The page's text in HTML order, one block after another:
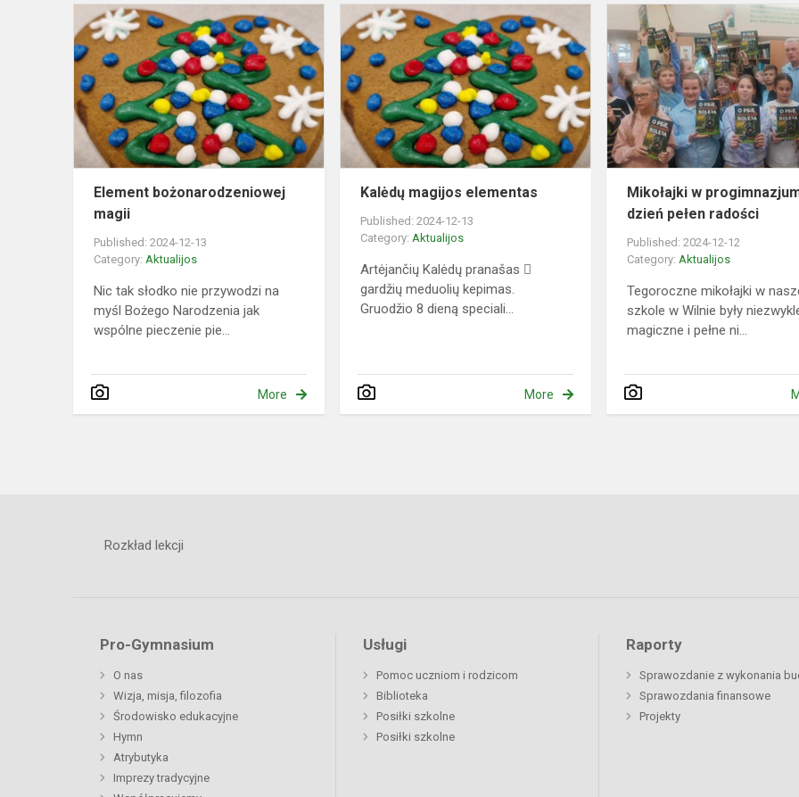
Element
bożonarodzeniowej
magii
Element bożonarodzeniowej
magii
Published: 2024-12-13
Category: Aktualijos
Nic tak słodko nie przywodzi na
myśl Bożego Narodzenia jak
wspólne pieczenie pie...
More
magijos
elementas
Kalėdų magijos elementas
Published: 2024-12-13
Category:Aktualijos
Artėjančių Kalėdų pranašas 
gardžių meduolių kepimas.
Gruodžio 8 dieną speciali...
More
Mikołajki w
dzień pełen radości
Published: 2024-12-12
Category:Aktualijos
Tegoroczne mikołajki w
szkole w Wilnie były
magiczne i pełne ni...
Rozkład lekcji
Pro-Gymnasium
O nas
Wizja, misja, filozofia
Środowisko edukacyjne
Hymn
Atrybutyka
Imprezy tradycyjne
Usługi
Pomoc uczniom i rodzicom
Biblioteka
Posiłki szkolne
Posiłki szkolne
Raporty
Sprawozdanie z wykonania
Sprawozdania finansowe
Projekty